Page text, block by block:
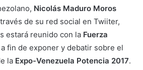
Nicolás Maduro Moros
de su red social en Twiiter,
estará reunido con la Fuerza
fin de exponer y debatir sobre el
la Expo-Venezuela Potencia 2017.